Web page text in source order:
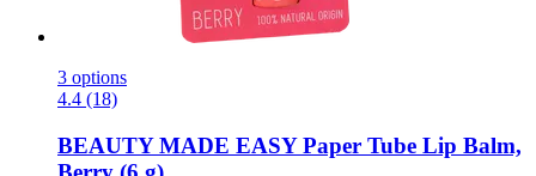
3 options
4.4 (18)
BEAUTY MADE EASYPaper Tube Lip Balm,